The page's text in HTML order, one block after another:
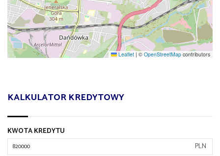
Leaflet | © OpenStreetMap contributors
KALKULATOR KREDYTOWY
KWOTA KREDYTU
PLN